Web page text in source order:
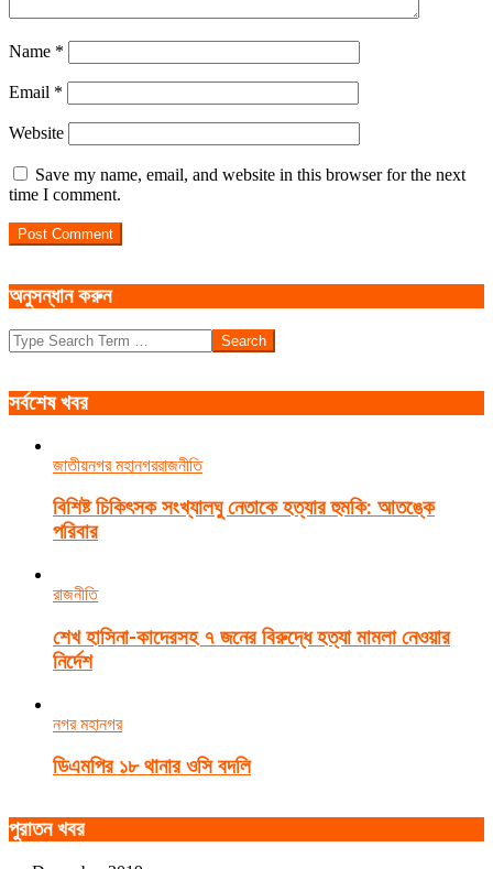
Name *
Email *
Website
Save my name, email, and website in this browser for the next
time I comment.
অনুসন্ধান করুন
Search
সর্বশেষ খবর
জাতীয়নগর মহানগররাজনীতি
বিশিষ্ট চিকিৎসক সংখ্যালঘু নেতাকে হত্যার হুমকি: আতঙ্কে
পরিবার
রাজনীতি
শেখ হাসিনা-কাদেরসহ ৭ জনের বিরুদ্ধে হত্যা মামলা নেওয়ার
নির্দেশ
নগর মহানগর
ডিএমপির ১৮ থানার ওসি বদলি
পুরাতন খবর